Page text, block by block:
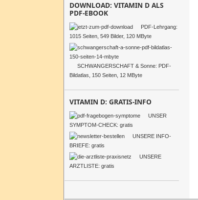
DOWNLOAD: VITAMIN D ALS
PDF-EBOOK
PDF-Lehrgang:
1015 Seiten, 549 Bilder, 120 MByte
SCHWANGERSCHAFT & Sonne: PDF-
Bildatlas, 150 Seiten, 12 MByte
VITAMIN D: GRATIS-INFO
UNSER
SYMPTOM-CHECK: gratis
UNSERE INFO-
BRIEFE: gratis
UNSERE
ARZTLISTE: gratis